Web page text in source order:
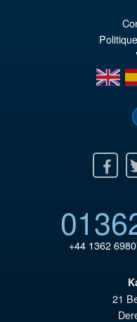
en
es
Twitter
+44 1362
21